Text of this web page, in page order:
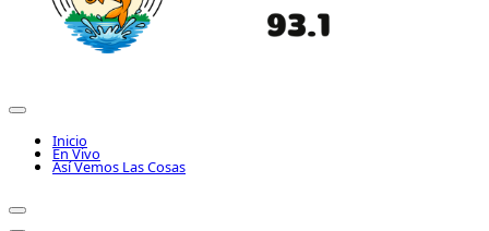
Inicio
En Vivo
Así Vemos Las Cosas